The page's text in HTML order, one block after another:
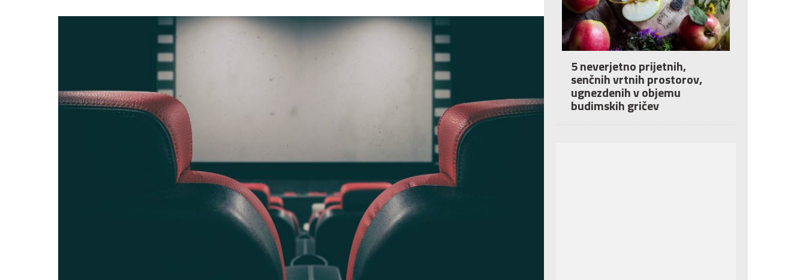
5 neverjetno prijetnih,
senčnih vrtnih prostorov,
ugnezdenih v objemu
budimskih gričev